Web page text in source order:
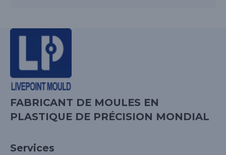
FABRICANT DE MOULES EN
PLASTIQUE DE PRÉCISION MONDIAL
Services